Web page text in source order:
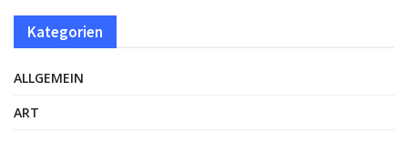
Kategorien
ALLGEMEIN
ART